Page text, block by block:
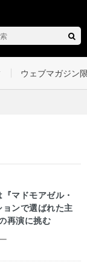
ウェブマガジン
マドモアゼル・
ンで選ばれた主
再演に挑む